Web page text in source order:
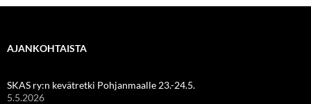
AJANKOHTAISTA
SKAS ry:n kevätretki Pohjanmaalle 23.-24.5.
5.5.2026